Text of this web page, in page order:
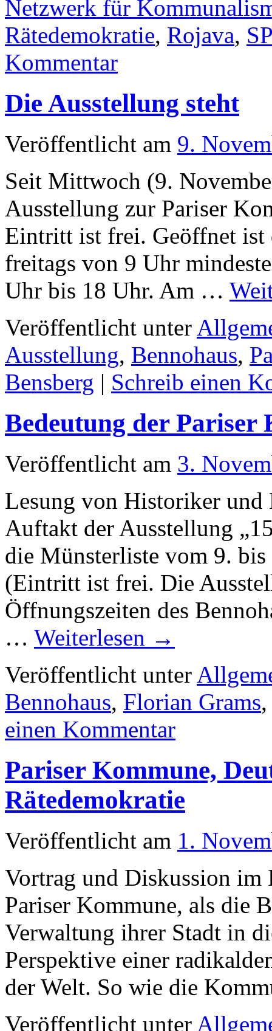
Netzwerk für
Rätedemokratie, Rojava,
Kommentar
Die Ausstellung steht
Veröffentlicht am 9.
Seit Mittwoch (9.
Ausstellung zur Pariser
Eintritt ist frei. Geöffnet ist
freitags von 9 Uhr
Uhr bis 18 Uhr. Am …
Veröffentlicht unter
Ausstellung, Bennohaus,
Bensberg | Schreib einen
Bedeutung der Pariser
Veröffentlicht am 3.
Lesung von Historiker
Auftakt der Ausstellung
die Münsterliste vom 9.
(Eintritt ist frei. Die
Öffnungszeiten des
… Weiterlesen →
Veröffentlicht unter
Bennohaus, Florian Grams
einen Kommentar
Pariser Kommune,
Rätedemokratie
Veröffentlicht am 1.
Vortrag und Diskussion im
Pariser Kommune, als die
Verwaltung ihrer Stadt in
Perspektive einer
der Welt. So wie die
Veröffentlicht unter